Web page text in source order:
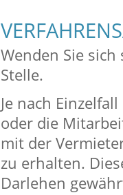
Wenden Sie
Stelle.
Je nach
oder die
mit der
zu erhalten.
Darlehen